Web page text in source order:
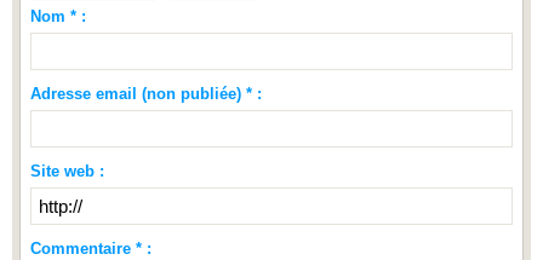
Nom * :
Adresse email (non publiée) * :
Site web :
Commentaire * :